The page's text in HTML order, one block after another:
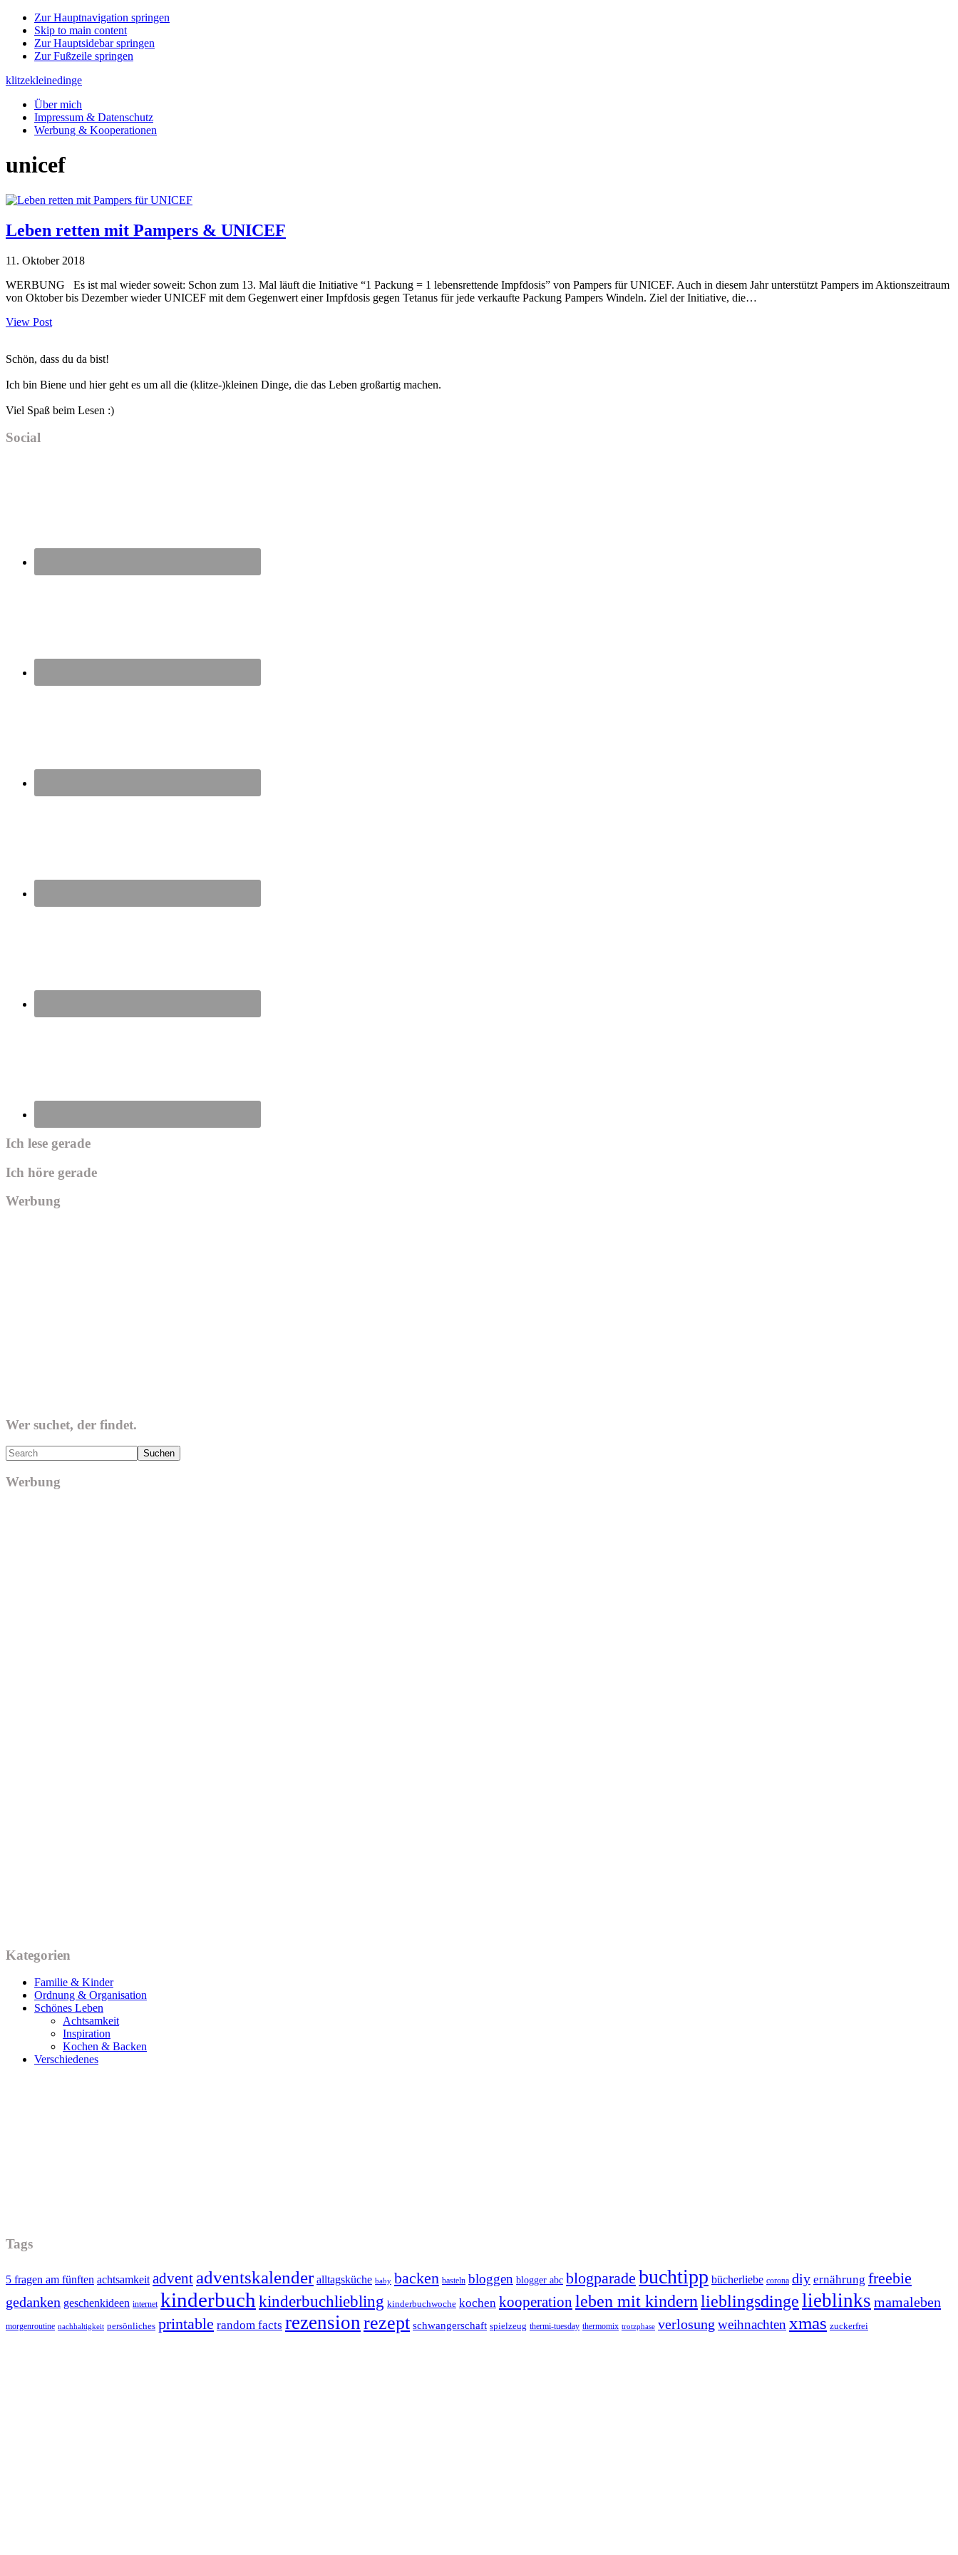
Zur Hauptnavigation springen
Skip to main content
Zur Hauptsidebar springen
Zur Fußzeile springen
klitzekleinedinge
Über mich
Impressum & Datenschutz
Werbung & Kooperationen
unicef
Leben retten mit Pampers & UNICEF
11. Oktober 2018
WERBUNG Es ist mal wieder soweit: Schon zum 13. Mal läuft die Initiative “1 Packung = 1 lebensrettende Impfdosis” von Pampers für UNICEF. Auch in diesem Jahr unterstützt Pampers im Aktionszeitraum
von Oktober bis Dezember wieder UNICEF mit dem Gegenwert einer Impfdosis gegen Tetanus für jede verkaufte Packung Pampers Windeln. Ziel der Initiative, die…
View Post
Sidebar
Schön, dass du da bist!
Ich bin Biene und hier geht es um all die (klitze-)kleinen Dinge, die das Leben großartig machen.
Viel Spaß beim Lesen :)
Social
Ich lese gerade
Ich höre gerade
Werbung
Wer suchet, der findet.
Search
Werbung
Kategorien
Familie & Kinder
Ordnung & Organisation
Schönes Leben
Achtsamkeit
Inspiration
Kochen & Backen
Verschiedenes
Tags
5 fragen am fünften achtsamkeit advent adventskalender alltagsküche baby backen basteln bloggen blogger abc blogparade buchtipp bücherliebe corona diy ernährung freebie
gedanken geschenkideen internet kinderbuch kinderbuchliebling kinderbuchwoche kochen kooperation leben mit kindernlieblingsdingelieblinks mamaleben
morgenroutine nachhaltigkeit persönliches printable random facts rezension rezept schwangerschaft spielzeug thermi-tuesday thermomix trotzphase verlosung weihnachten xmas zuckerfrei